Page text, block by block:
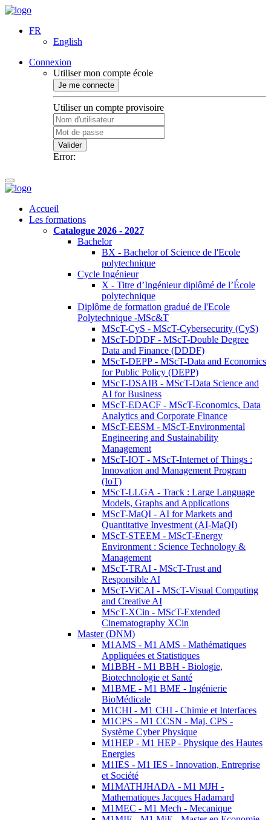
FR
English
Connexion
Utiliser mon compte école
Je me connecte
Utiliser un compte provisoire
Valider
Error:
Accueil
Les formations
Catalogue 2026 - 2027
Bachelor
BX - Bachelor of Science de l'Ecole
polytechnique
Cycle Ingénieur
X - Titre d’Ingénieur diplômé de l’École
polytechnique
Diplôme de formation gradué de l'Ecole
Polytechnique -MSc&T
MScT-CyS - MScT-Cybersecurity (CyS)
MScT-DDDF - MScT-Double Degree
Data and Finance (DDDF)
MScT-DEPP - MScT-Data and Economics
for Public Policy (DEPP)
MScT-DSAIB - MScT-Data Science and
AI for Business
MScT-EDACF - MScT-Economics, Data
Analytics and Corporate Finance
MScT-EESM - MScT-Environmental
Engineering and Sustainability
Management
MScT-IOT - MScT-Internet of Things :
Innovation and Management Program
(IoT)
MScT-LLGA - Track : Large Language
Models, Graphs and Applications
MScT-MaQI - AI for Markets and
Quantitative Investment (AI-MaQI)
MScT-STEEM - MScT-Energy
Environment : Science Technology &
Management
MScT-TRAI - MScT-Trust and
Responsible AI
MScT-ViCAI - MScT-Visual Computing
and Creative AI
MScT-XCin - MScT-Extended
Cinematography XCin
Master (DNM)
M1AMS - M1 AMS - Mathématiques
Appliquées et Statistiques
M1BBH - M1 BBH - Biologie,
Biotechnologie et Santé
M1BME - M1 BME - Ingénierie
BioMédicale
M1CHI - M1 CHI - Chimie et Interfaces
M1CPS - M1 CCSN - Maj. CPS -
Système Cyber Physique
M1HEP - M1 HEP - Physique des Hautes
Energies
M1IES - M1 IES - Innovation, Entreprise
et Société
M1MATHJHADA - M1 MJH -
Mathematiques Jacques Hadamard
M1MEC - M1 Mech - Mecanique